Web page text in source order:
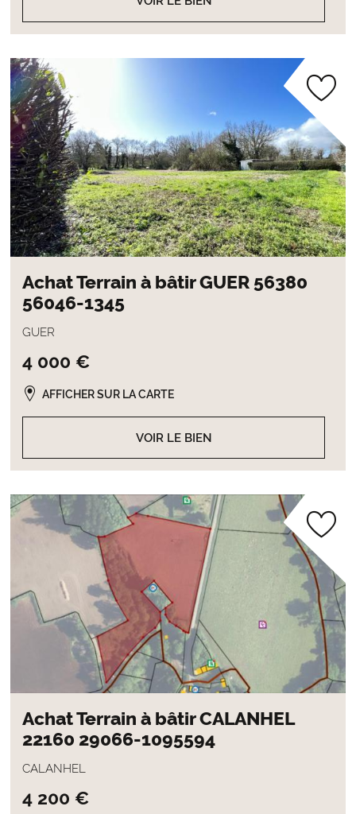
Achat Terrain à bâtir GUER 56380
56046-1345
GUER
4 000 €
VOIR LE BIEN
AFFICHER SUR LA CARTE
Achat Terrain à bâtir CALANHEL
22160 29066-1095594
CALANHEL
4 200 €